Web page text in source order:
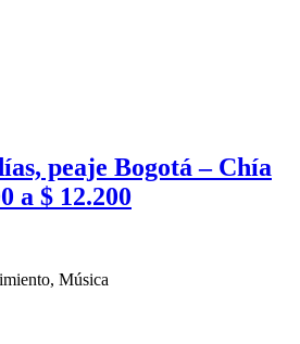
peaje Bogotá – Chía
a $ 12.200
, Música